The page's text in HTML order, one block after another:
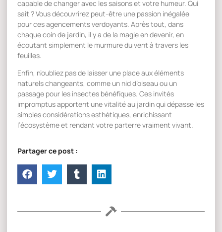
capable de changer avec les saisons et votre humeur. Qui
sait ? Vous découvrirez peut-être une passion inégalée
pour ces agencements verdoyants. Après tout, dans
chaque coin de jardin, il y a de la magie en devenir, en
écoutant simplement le murmure du vent à travers les
feuilles.
Enfin, n’oubliez pas de laisser une place aux éléments
naturels changeants, comme un nid d’oiseau ou un
passage pour les insectes bénéfiques. Ces invités
impromptus apportent une vitalité au jardin qui dépasse les
simples considérations esthétiques, enrichissant
l’écosystème et rendant votre parterre vraiment vivant.
Partager ce post :